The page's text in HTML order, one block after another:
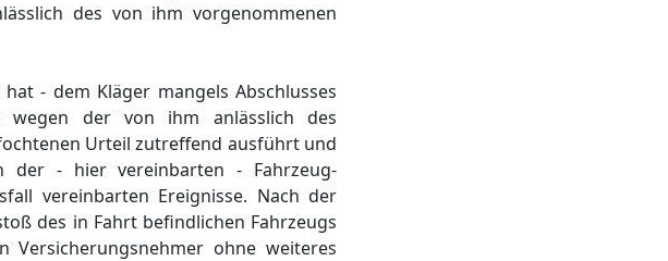
des von ihm vorgenommenen
- dem Kläger mangels Abschlusses
wegen der von ihm anlässlich des
Urteil zutreffend ausführt und
der - hier vereinbarten - Fahrzeug-
vereinbarten Ereignisse. Nach der
des in Fahrt befindlichen Fahrzeugs
ohne weiteres